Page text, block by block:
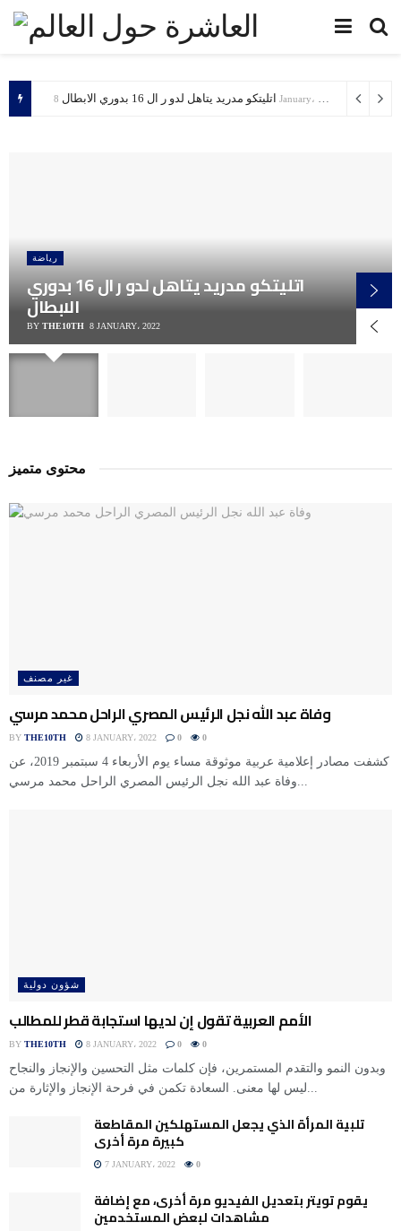
اتليتكو مدريد يتاهل لدو ر ال 16 بدوري الابطال 8 January، 2022
رياضة
اتليتكو مدريد يتاهل لدو ر ال 16 بدوري
الابطال
BY THE10TH 8 JANUARY، 2022
محتوى متميز
غير مصنف
وفاة عبد الله نجل الرئيس المصري الراحل محمد مرسي
BY THE10TH 8 JANUARY، 2022 0 0
كشفت مصادر إعلامية عربية موثوقة مساء يوم الأربعاء 4 سبتمبر 2019، عن
وفاة عبد الله نجل الرئيس المصري الراحل محمد مرسي...
شؤون دولية
الأمم العربية تقول إن لديها استجابة قطر للمطالب
BY THE10TH 8 JANUARY، 2022 0 0
وبدون النمو والتقدم المستمرين، فإن كلمات مثل التحسين والإنجاز والنجاح
ليس لها معنى. السعادة تكمن في فرحة الإنجاز والإثارة من...
تلبية المرأة الذي يجعل المستهلكين المقاطعة
كبيرة مرة أخرى
7 JANUARY، 2022 0
يقوم تويتر بتعديل الفيديو مرة أخرى، مع إضافة
مشاهدات لبعض المستخدمين